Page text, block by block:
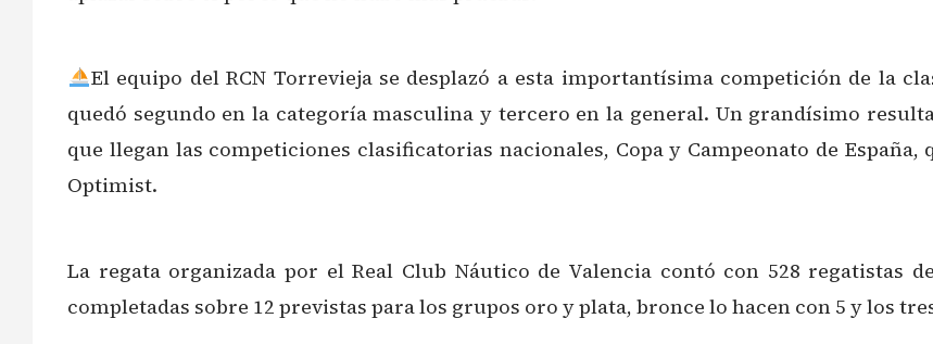
El equipo del RCN Torrevieja se desplazó a esta importantísima competición de la
quedó segundo en la categoría masculina y tercero en la general. Un grandísimo
que llegan las competiciones clasificatorias nacionales, Copa y Campeonato de
Optimist.
La regata organizada por el Real Club Náutico de Valencia contó con 528 regatistas
completadas sobre 12 previstas para los grupos oro y plata, bronce lo hacen con 5 y los